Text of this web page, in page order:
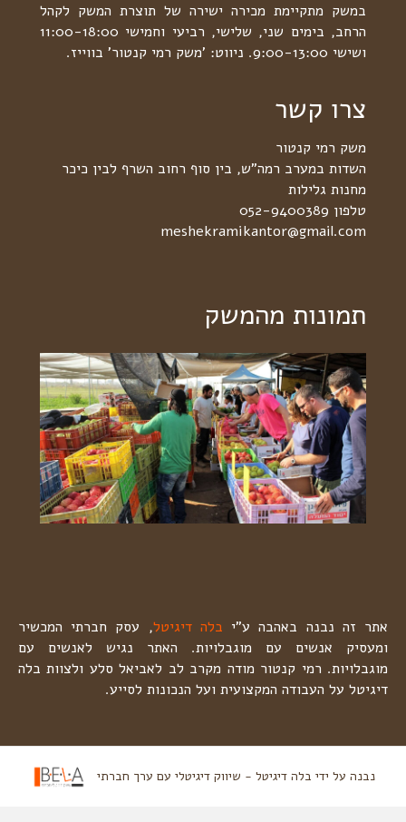
במשק מתקיימת מכירה ישירה של תוצרת המשק לקהל
הרחב, בימים שני, שלישי, רביעי וחמישי 11:00-18:00
ושישי 9:00-13:00. ניווט: 'משק רמי קנטור' בווייז.
צרו קשר
משק רמי קנטור
השדות במערב רמה"ש, בין סוף רחוב השרף לבין כיכר
מחנות גלילות
טלפון 052-9400389
meshekramikantor@gmail.com
תמונות מהמשק
אתר זה נבנה באהבה ע"י בלה דיגיטל, עסק חברתי המכשיר
ומעסיק אנשים עם מוגבלויות. האתר נגיש לאנשים עם
מוגבלויות. רמי קנטור מודה מקרב לב לאביאל סלע ולצוות בלה
דיגיטל על העבודה המקצועית ועל הנכונות לסייע.
נבנה על ידי בלה דיגיטל - שיווק דיגיטלי עם ערך חברתי